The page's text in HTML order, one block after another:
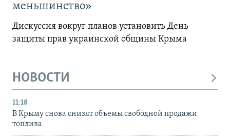
меньшинство»
Дискуссия вокруг планов установить День
защиты прав украинской общины Крыма
НОВОСТИ
11:18
В Крыму снова снизят объемы свободной продажи
топлива